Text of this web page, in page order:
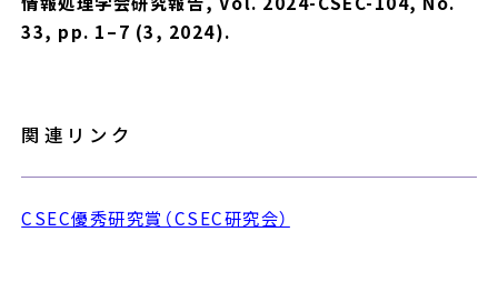
33, pp. 1–7 (3, 2024).
関連リンク
CSEC優秀研究賞（CSEC研究会）